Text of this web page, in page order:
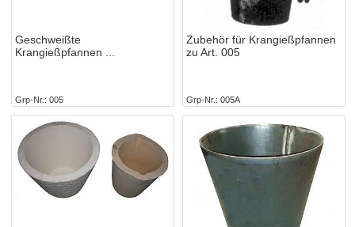
Geschweißte
Krangießpfannen
Grp-Nr. 005
Zubehör für Krangießpfannen
zu Art. 005
Grp-Nr. 005A